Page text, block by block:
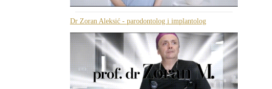
Dr Zoran Aleksić - parodontolog i implantolog